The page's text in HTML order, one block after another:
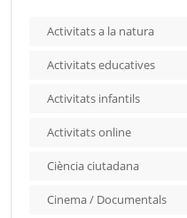
Activitats a la natura
Activitats educatives
Activitats infantils
Activitats online
Ciència ciutadana
Cinema / Documentals